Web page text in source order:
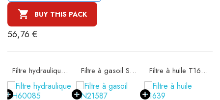
 BUY THIS PACK
56,76 €
Filtre hydraulique SH60085 Filtre à gasoil SN21587 Filtre à huile T1639